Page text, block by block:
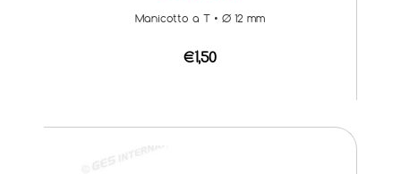
Manicotto a T • Ø 12 mm
€1,50